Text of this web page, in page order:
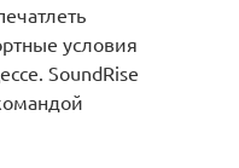
условия
SoundRise